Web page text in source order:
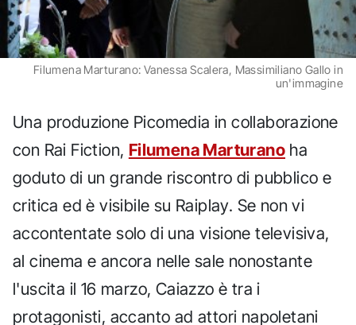
Filumena Marturano: Vanessa Scalera, Massimiliano Gallo in
un'immagine
Una produzione Picomedia in collaborazione
con Rai Fiction, Filumena Marturano ha
goduto di un grande riscontro di pubblico e
critica ed è visibile su Raiplay. Se non vi
accontentate solo di una visione televisiva,
al cinema e ancora nelle sale nonostante
l'uscita il 16 marzo, Caiazzo è tra i
protagonisti, accanto ad attori napoletani